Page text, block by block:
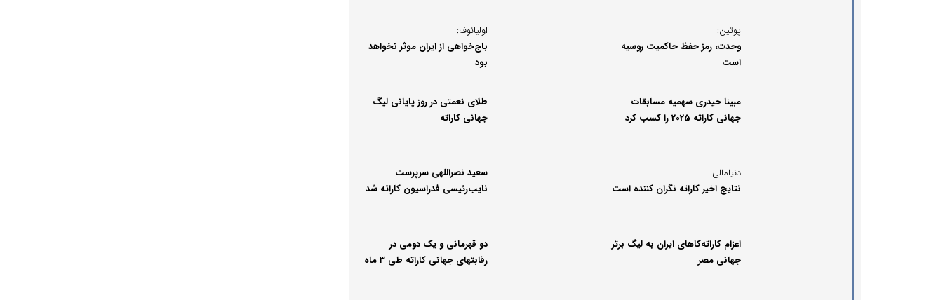
پوتین:
وحدت، رمز حفظ حاکمیت روسیه
است
اولیانوف:
باج‌خواهی از ایران موثر نخواهد
بود
مبینا حیدری سهمیه مسابقات
جهانی کاراته 2025 را کسب کرد
طلای نعمتی در روز پایانی لیگ
جهانی کاراته
دنیامالی:
نتایج اخیر کاراته نگران کننده است
سعید نصراللهی سرپرست
نایب‌رئیسی فدراسیون کاراته شد
اعزام کاراته‌کا‌های ایران به لیگ برتر
جهانی مصر
دو قهرمانی و یک دومی در
رقابتهای جهانی کاراته طی ۳ ماه